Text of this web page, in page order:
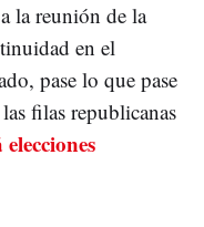
la reunión de la
en el
pase lo que pase
filas republicanas